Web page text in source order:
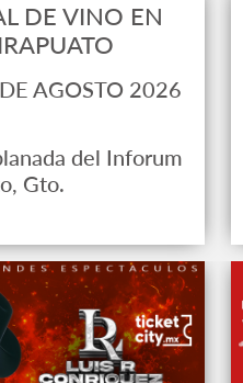
DE VINO EN
AGOSTO 2026
del Inforum
Gto.